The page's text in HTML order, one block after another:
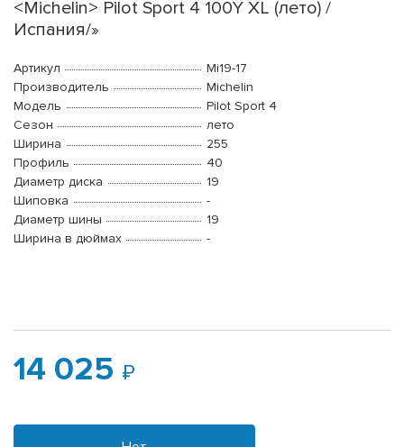
<Michelin> Pilot Sport 4 100Y XL (лето) /
Испания/»
Артикул
Mi19-17
Производитель
Michelin
Модель
Pilot Sport 4
Сезон
лето
Ширина
255
Профиль
40
Диаметр диска
19
Шиповка
-
Диаметр шины
19
Ширина в дюймах
-
14 025